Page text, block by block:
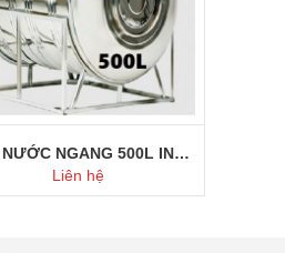
BỒN NƯỚC NGANG 500L INOX TOÀN THÀNH
Liên hệ